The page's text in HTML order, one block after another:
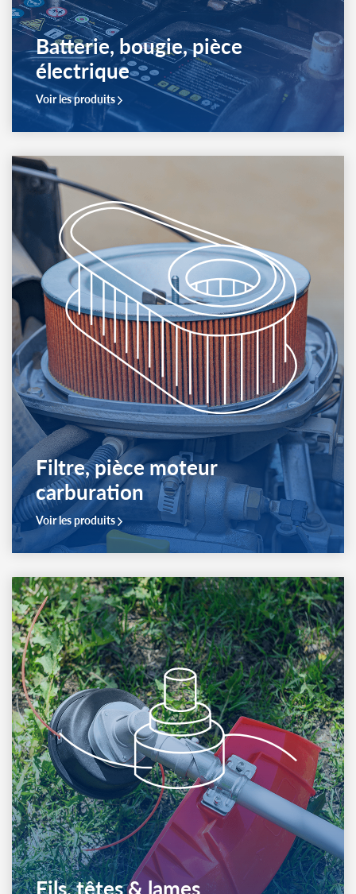
Batterie, bougie, pièce
électrique
Voir les produits
Filtre, pièce moteur
carburation
Voir les produits